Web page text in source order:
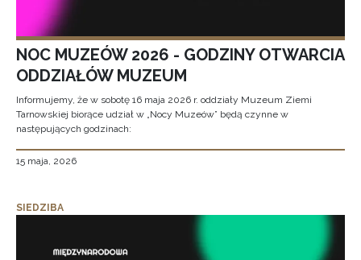
NOC MUZEÓW 2026 - GODZINY OTWARCIA
ODDZIAŁÓW MUZEUM
Informujemy, że w sobotę 16 maja 2026 r. oddziały Muzeum Ziemi
Tarnowskiej biorące udział w „Nocy Muzeów” będą czynne w
następujących godzinach:
15 maja, 2026
SIEDZIBA